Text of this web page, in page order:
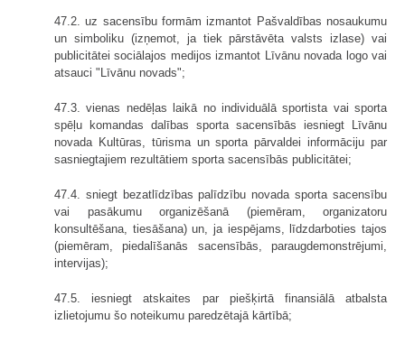
47.2. uz sacensību formām izmantot Pašvaldības nosaukumu
un simboliku (izņemot, ja tiek pārstāvēta valsts izlase) vai
publicitātei sociālajos medijos izmantot Līvānu novada logo vai
atsauci "Līvānu novads";
47.3. vienas nedēļas laikā no individuālā sportista vai sporta
spēļu komandas dalības sporta sacensībās iesniegt Līvānu
novada Kultūras, tūrisma un sporta pārvaldei informāciju par
sasniegtajiem rezultātiem sporta sacensībās publicitātei;
47.4. sniegt bezatlīdzības palīdzību novada sporta sacensību
vai pasākumu organizēšanā (piemēram, organizatoru
konsultēšana, tiesāšana) un, ja iespējams, līdzdarboties tajos
(piemēram, piedalīšanās sacensībās, paraugdemonstrējumi,
intervijas);
47.5. iesniegt atskaites par piešķirtā finansiālā atbalsta
izlietojumu šo noteikumu paredzētajā kārtībā;